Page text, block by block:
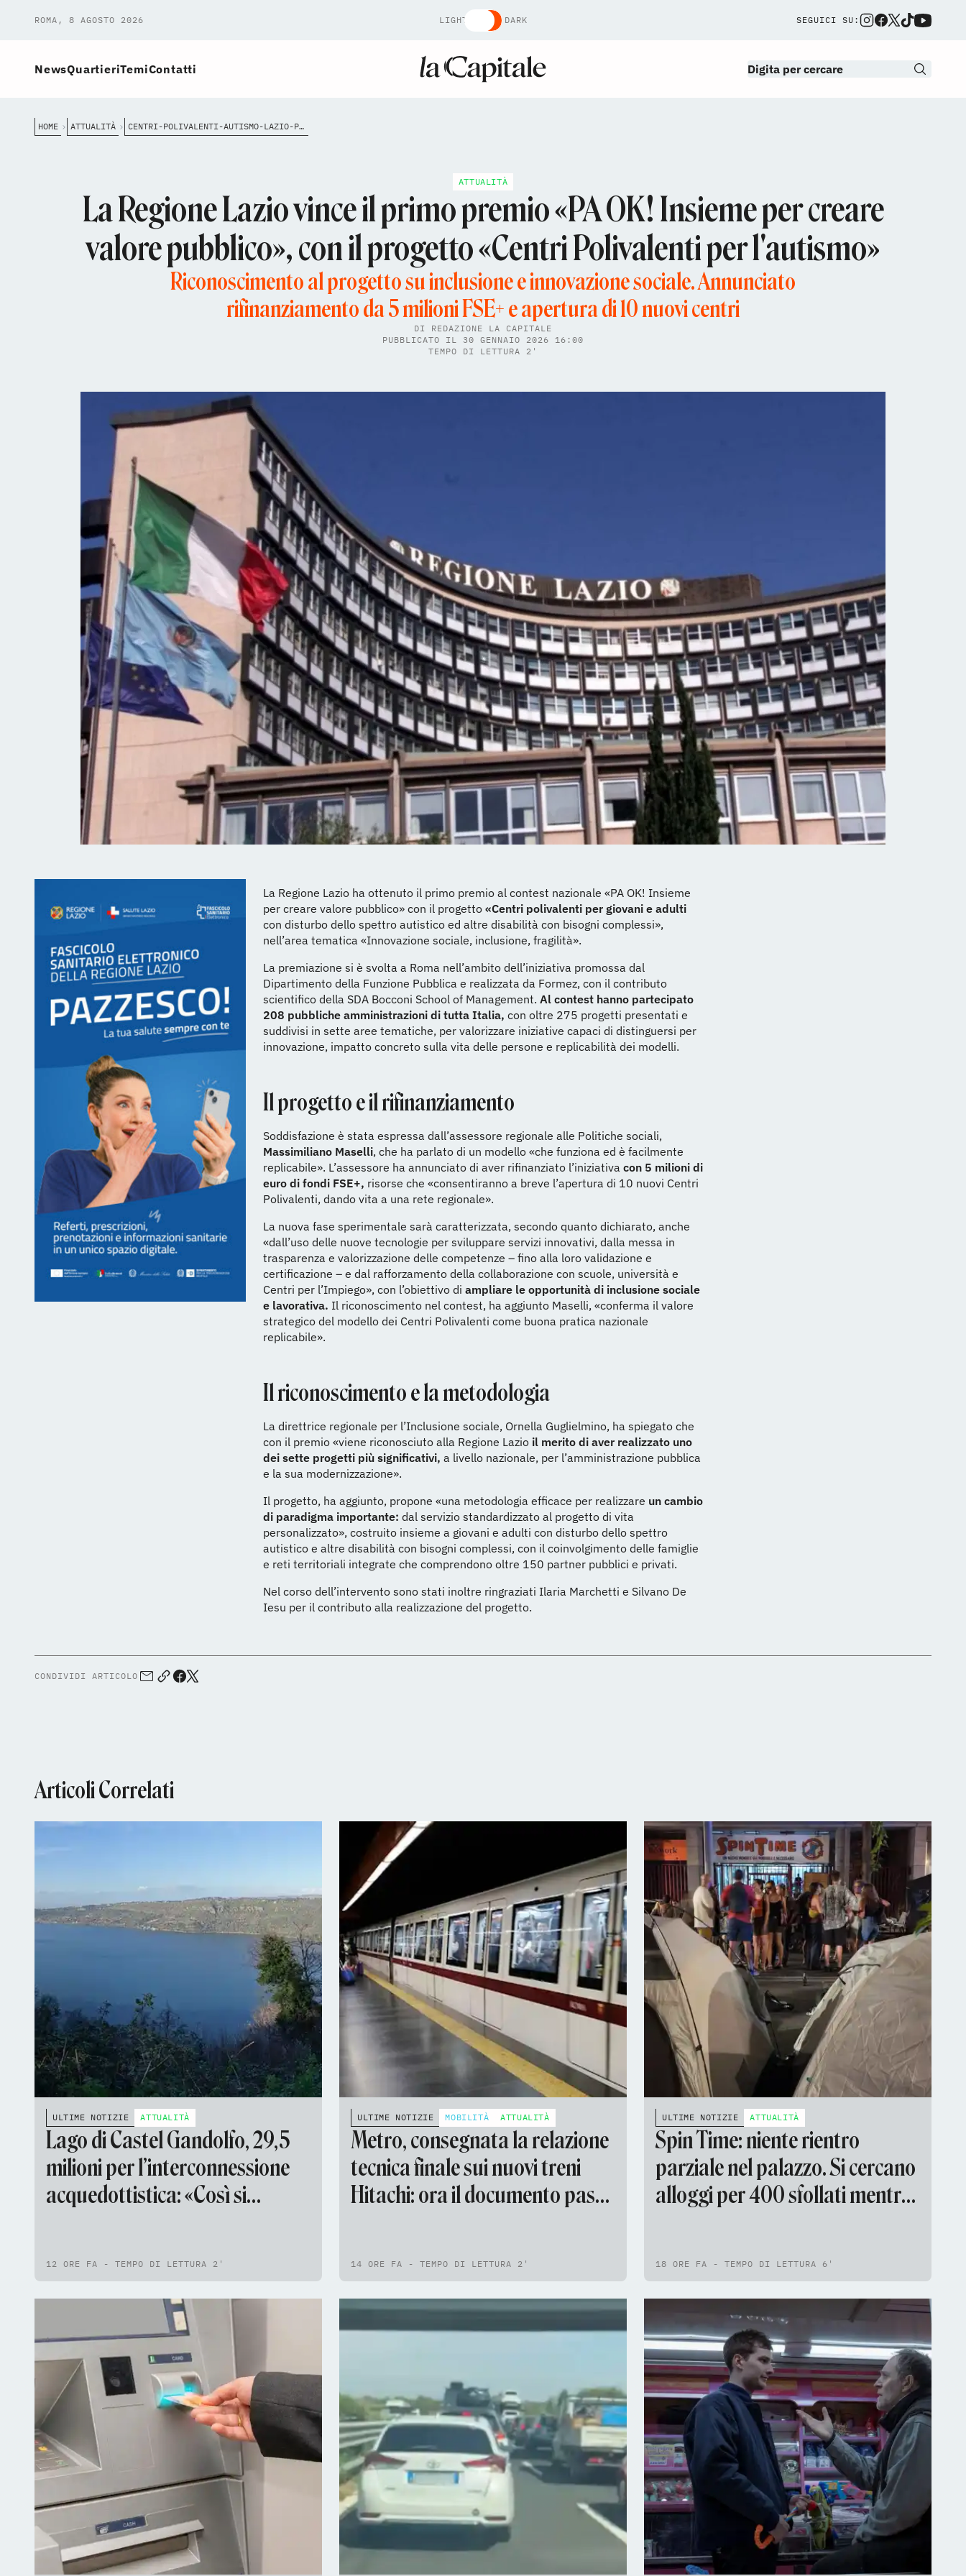
ROMA, 8 AGOSTO 2026 LIGHT DARK SEGUICI SU:
NewsQuartieriTemiContatti
HOME ATTUALITÀ CENTRI-POLIVALENTI-AUTISMO-LAZIO-PREMIO-PA-OK
ATTUALITÀ
La Regione Lazio vince il primo premio «PA OK! Insieme per creare
valore pubblico», con il progetto «Centri Polivalenti per l'autismo»
Riconoscimento al progetto su inclusione e innovazione sociale. Annunciato
rifinanziamento da 5 milioni FSE+ e apertura di 10 nuovi centri
DI REDAZIONE LA CAPITALE
PUBBLICATO IL 30 GENNAIO 2026 16:00
TEMPO DI LETTURA 2'
La Regione Lazio ha ottenuto il primo premio al contest nazionale «PA OK! Insieme
per creare valore pubblico» con il progetto «Centri polivalenti per giovani e adulti
con disturbo dello spettro autistico ed altre disabilità con bisogni complessi»,
nell’area tematica «Innovazione sociale, inclusione, fragilità».
La premiazione si è svolta a Roma nell’ambito dell’iniziativa promossa dal
Dipartimento della Funzione Pubblica e realizzata da Formez, con il contributo
scientifico della SDA Bocconi School of Management. Al contest hanno partecipato
208 pubbliche amministrazioni di tutta Italia, con oltre 275 progetti presentati e
suddivisi in sette aree tematiche, per valorizzare iniziative capaci di distinguersi per
innovazione, impatto concreto sulla vita delle persone e replicabilità dei modelli.
Il progetto e il rifinanziamento
Soddisfazione è stata espressa dall’assessore regionale alle Politiche sociali,
Massimiliano Maselli, che ha parlato di un modello «che funziona ed è facilmente
replicabile». L’assessore ha annunciato di aver rifinanziato l’iniziativa con 5 milioni di
euro di fondi FSE+, risorse che «consentiranno a breve l’apertura di 10 nuovi Centri
Polivalenti, dando vita a una rete regionale».
La nuova fase sperimentale sarà caratterizzata, secondo quanto dichiarato, anche
«dall’uso delle nuove tecnologie per sviluppare servizi innovativi, dalla messa in
trasparenza e valorizzazione delle competenze – fino alla loro validazione e
certificazione – e dal rafforzamento della collaborazione con scuole, università e
Centri per l’Impiego», con l’obiettivo di ampliare le opportunità di inclusione sociale
e lavorativa. Il riconoscimento nel contest, ha aggiunto Maselli, «conferma il valore
strategico del modello dei Centri Polivalenti come buona pratica nazionale
replicabile».
Il riconoscimento e la metodologia
La direttrice regionale per l’Inclusione sociale, Ornella Guglielmino, ha spiegato che
con il premio «viene riconosciuto alla Regione Lazio il merito di aver realizzato uno
dei sette progetti più significativi, a livello nazionale, per l’amministrazione pubblica
e la sua modernizzazione».
Il progetto, ha aggiunto, propone «una metodologia efficace per realizzare un cambio
di paradigma importante: dal servizio standardizzato al progetto di vita
personalizzato», costruito insieme a giovani e adulti con disturbo dello spettro
autistico e altre disabilità con bisogni complessi, con il coinvolgimento delle famiglie
e reti territoriali integrate che comprendono oltre 150 partner pubblici e privati.
Nel corso dell’intervento sono stati inoltre ringraziati Ilaria Marchetti e Silvano De
Iesu per il contributo alla realizzazione del progetto.
CONDIVIDI ARTICOLO
Articoli Correlati
ULTIME NOTIZIE ATTUALITÀ
Lago di Castel Gandolfo, 29,5
milioni per l’interconnessione
acquedottistica: «Così si
12 ORE FA - TEMPO DI LETTURA 2'
ULTIME NOTIZIE MOBILITÀ ATTUALITÀ
Metro, consegnata la relazione
tecnica finale sui nuovi treni
Hitachi: ora il documento passa
14 ORE FA - TEMPO DI LETTURA 2'
ULTIME NOTIZIE ATTUALITÀ
Spin Time: niente rientro
parziale nel palazzo. Si cercano
alloggi per 400 sfollati mentre
18 ORE FA - TEMPO DI LETTURA 6'